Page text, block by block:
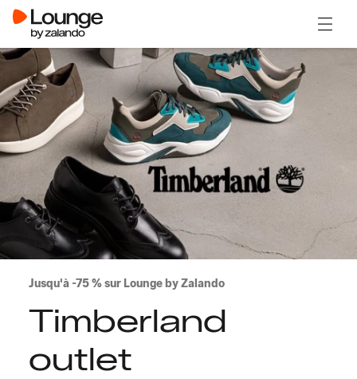
Jusqu'à -75 % sur Lounge by Zalando
Timberland
outlet